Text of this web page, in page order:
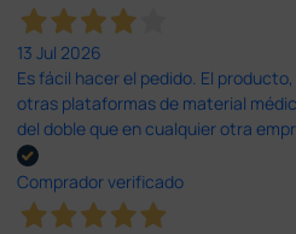
13 Jul 2026
Es fácil hacer el pedido. El
otras plataformas de material
del doble que en cualquier otra
Comprador verificado